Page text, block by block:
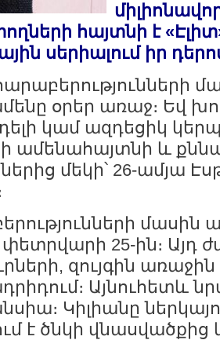
հայտնի է
սերիալում իր
օրեր առաջ։ Եվ
կամ ազդեցիկ
ամենահայտնի և
մեկի՝ 26-ամյա
մասին
25-ին։ Այդ
զույգին
Այնուհետև
Կիլիանը
է ծնկի վնասվածքից